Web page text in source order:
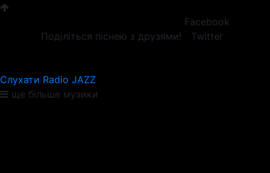
Поділіться піснею з друзями!
Facebook
Twitter
Слухати Radio JAZZ
ще більше музики